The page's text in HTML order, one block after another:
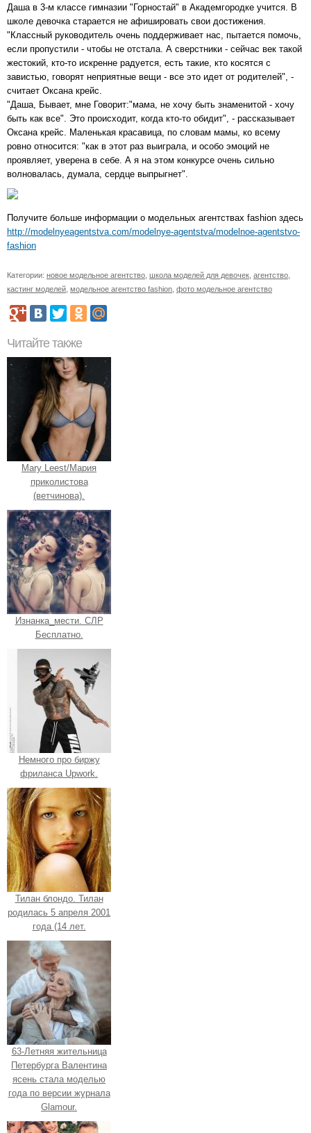
Даша в 3-м классе гимназии "Горностай" в Академгородке учится. В
школе девочка старается не афишировать свои достижения.
"Классный руководитель очень поддерживает нас, пытается помочь,
если пропустили - чтобы не отстала. А сверстники - сейчас век такой
жестокий, кто-то искренне радуется, есть такие, кто косятся с
завистью, говорят неприятные вещи - все это идет от родителей", -
считает Оксана крейс.
"Даша, Бывает, мне Говорит:"мама, не хочу быть знаменитой - хочу
быть как все". Это происходит, когда кто-то обидит", - рассказывает
Оксана крейс. Маленькая красавица, по словам мамы, ко всему
ровно относится: "как в этот раз выиграла, и особо эмоций не
проявляет, уверена в себе. А я на этом конкурсе очень сильно
волновалась, думала, сердце выпрыгнет".
Получите больше информации о модельных агентствах fashion здесь
http://modelnyeagentstva.com/modelnye-agentstva/modelnoe-agentstvo-
fashion
Категории: новое модельное агентство школа моделей для девочек агентство
кастинг моделей модельное агентство fashion фото модельное агентство
Читайте также
Mary Leest/Мария
приколистова
(ветчинова).
Изнанка_мести. СЛР
Бесплатно.
Немного про биржу
фриланса Upwork.
Тилан блондо. Тилан
родилась 5 апреля 2001
года (14 лет.
63-Летняя жительница
Петербурга Валентина
ясень стала моделью
года по версии журнала
Glamour.